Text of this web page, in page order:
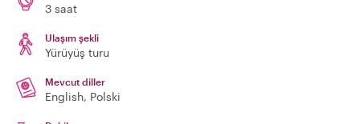
3 saat
Ulaşım şekli
Yürüyüş turu
Mevcut diller
English, Polski